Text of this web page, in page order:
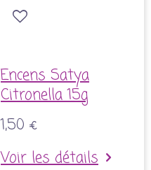
Encens Satya
Citronella 15g
1,50 €
Voir les détails